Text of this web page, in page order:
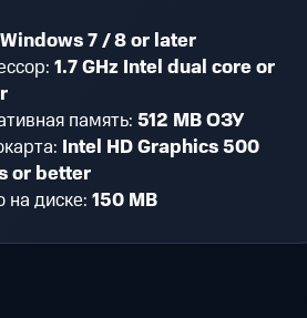
Windows 7 / 8 or later
1.7 GHz Intel dual core or
память: 512 MB ОЗУ
Intel HD Graphics 500
or better
на диске: 150 MB